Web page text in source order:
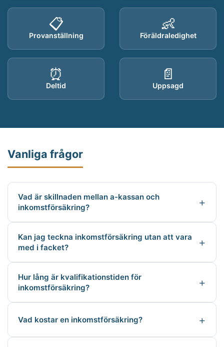
📋
Provanställning
👶
Föräldraledighet
⏰
Deltid
📄
Uppsagd
Vanliga frågor
Vad är skillnaden mellan a-kassan och
inkomstförsäkring?
Kan jag teckna inkomstförsäkring utan att vara
med i facket?
Hur lång är kvalifikationstiden för
inkomstförsäkring?
Vad kostar en inkomstförsäkring?